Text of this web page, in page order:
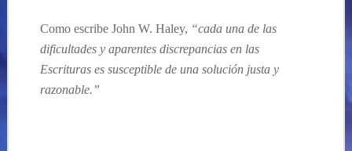
Como escribe John W. Haley, “cada una de las
dificultades y aparentes discrepancias en las
Escrituras es susceptible de una solución justa y
razonable.”